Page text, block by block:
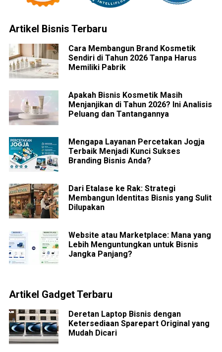
Artikel Bisnis Terbaru
Cara Membangun Brand Kosmetik
Sendiri di Tahun 2026 Tanpa Harus
Memiliki Pabrik
Apakah Bisnis Kosmetik Masih
Menjanjikan di Tahun 2026? Ini Analisis
Peluang dan Tantangannya
Mengapa Layanan Percetakan Jogja
Terbaik Menjadi Kunci Sukses
Branding Bisnis Anda?
Dari Etalase ke Rak: Strategi
Membangun Identitas Bisnis yang Sulit
Dilupakan
Website atau Marketplace: Mana yang
Lebih Menguntungkan untuk Bisnis
Jangka Panjang?
Artikel Gadget Terbaru
Deretan Laptop Bisnis dengan
Ketersediaan Sparepart Original yang
Mudah Dicari